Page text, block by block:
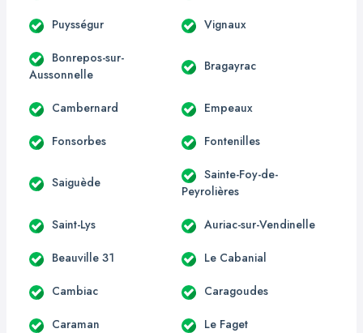
Puysségur Vignaux
Bonrepos-sur-
Aussonnelle
Bragayrac
Cambernard Empeaux
Fonsorbes Fontenilles
Saiguède
Sainte-Foy-de-
Peyrolières
Saint-Lys Auriac-sur-Vendinelle
Beauville 31 Le Cabanial
Cambiac Caragoudes
Caraman Le Faget